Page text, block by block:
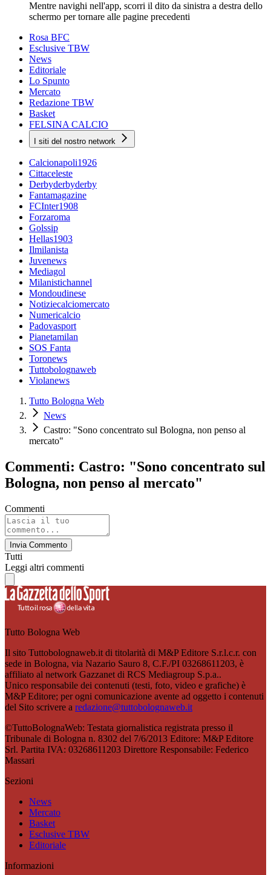
Mentre navighi nell'app, scorri il dito da sinistra a destra dello
schermo per tornare alle pagine precedenti
Rosa BFC
Esclusive TBW
News
Editoriale
Lo Spunto
Mercato
Redazione TBW
Basket
FELSINA CALCIO
I siti del nostro network
Calcionapoli1926
Cittaceleste
Derbyderbyderby
Fantamagazine
FCInter1908
Forzaroma
Golssip
Hellas1903
Ilmilanista
Juvenews
Mediagol
Milanistichannel
Mondoudinese
Notiziecalciomercato
Numericalcio
Padovasport
Pianetamilan
SOS Fanta
Toronews
Tuttobolognaweb
Violanews
Tutto Bologna Web
News
Castro: "Sono concentrato sul Bologna, non penso al
mercato"
Commenti: Castro: "Sono concentrato sul
Bologna, non penso al mercato"
Commenti
Invia Commento
Tutti
Leggi altri commenti
Tutto Bologna Web
Il sito Tuttobolognaweb.it di titolarità di M&P Editore S.r.l.c.r. con
sede in Bologna, via Nazario Sauro 8, C.F./PI 03268611203, è
affiliato al network Gazzanet di RCS Mediagroup S.p.a..
Unico responsabile dei contenuti (testi, foto, video e grafiche) è
M&P Editore; per ogni comunicazione avente ad oggetto i contenuti
del Sito scrivere a redazione@tuttobolognaweb.it
©TuttoBolognaWeb: Testata giornalistica registrata presso il
Tribunale di Bologna n. 8302 del 7/6/2013 Editore: M&P Editore
Srl. Partita IVA: 03268611203 Direttore Responsabile: Federico
Massari
Sezioni
News
Mercato
Basket
Esclusive TBW
Editoriale
Informazioni